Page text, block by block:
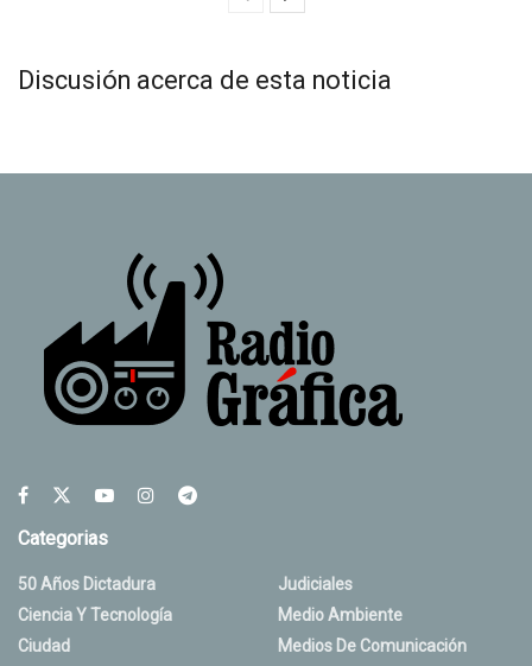
Discusión acerca de esta noticia
Categorias
50 Años Dictadura
Ciencia Y Tecnología
Ciudad
Judiciales
Medio Ambiente
Medios De Comunicación